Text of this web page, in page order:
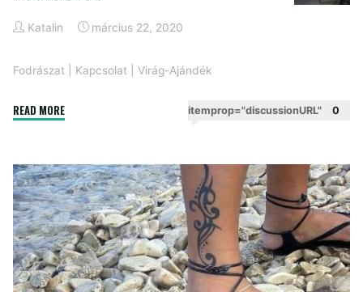
Katalin március 22, 2020
Fodrászat Kapcsolat Virág-Ajándék
READ MORE"Fodrászat" itemprop="discussionURL" 0